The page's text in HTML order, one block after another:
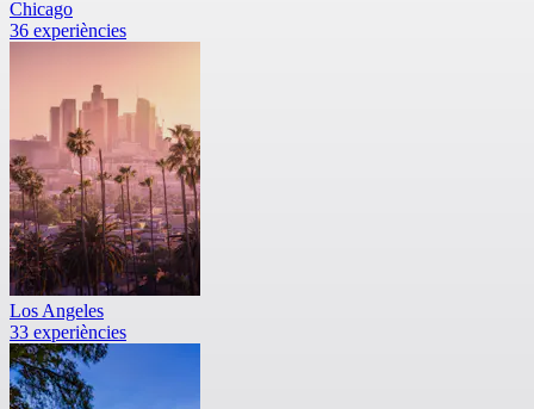
Chicago
36 experiències
Los Angeles
33 experiències